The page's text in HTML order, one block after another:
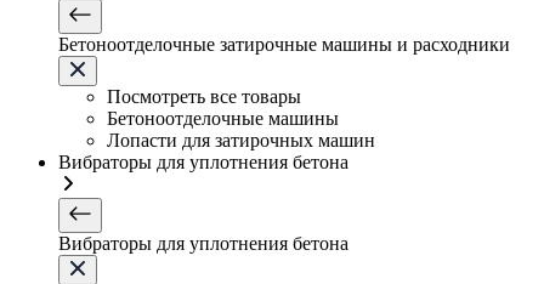
Бетоноотделочные затирочные машины и расходники
Посмотреть все товары
Бетоноотделочные машины
Лопасти для затирочных машин
Вибраторы для уплотнения бетона
Вибраторы для уплотнения бетона